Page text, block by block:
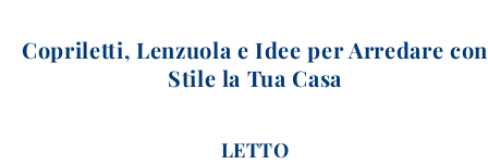
Copriletti, Lenzuola e Idee per Arredare con
Stile la Tua Casa
LETTO